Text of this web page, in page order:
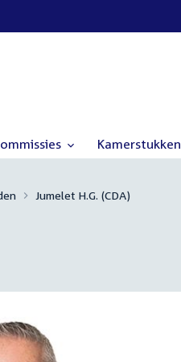
Kamerstukken
Jumelet H.G. (CDA)